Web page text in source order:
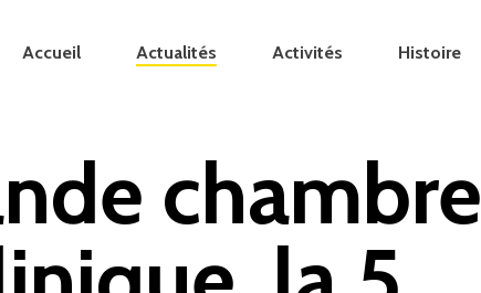
Accueil Actualités Activités Histoire
chambre